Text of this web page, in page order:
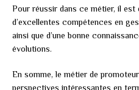
Pour réussir dans ce métier, il est
d’excellentes compétences en
ainsi que d’une bonne
évolutions.
En somme, le métier de
perspectives intéressantes en